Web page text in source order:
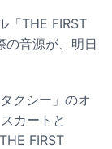
「THE FIRST
の音源が、明日
クシー」のオ
カートと
FIRST